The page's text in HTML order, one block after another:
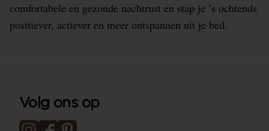
comfortabele en gezonde nachtrust en stap je ’s ochtends
positiever, actiever en meer ontspannen uit je bed.
Volg ons op